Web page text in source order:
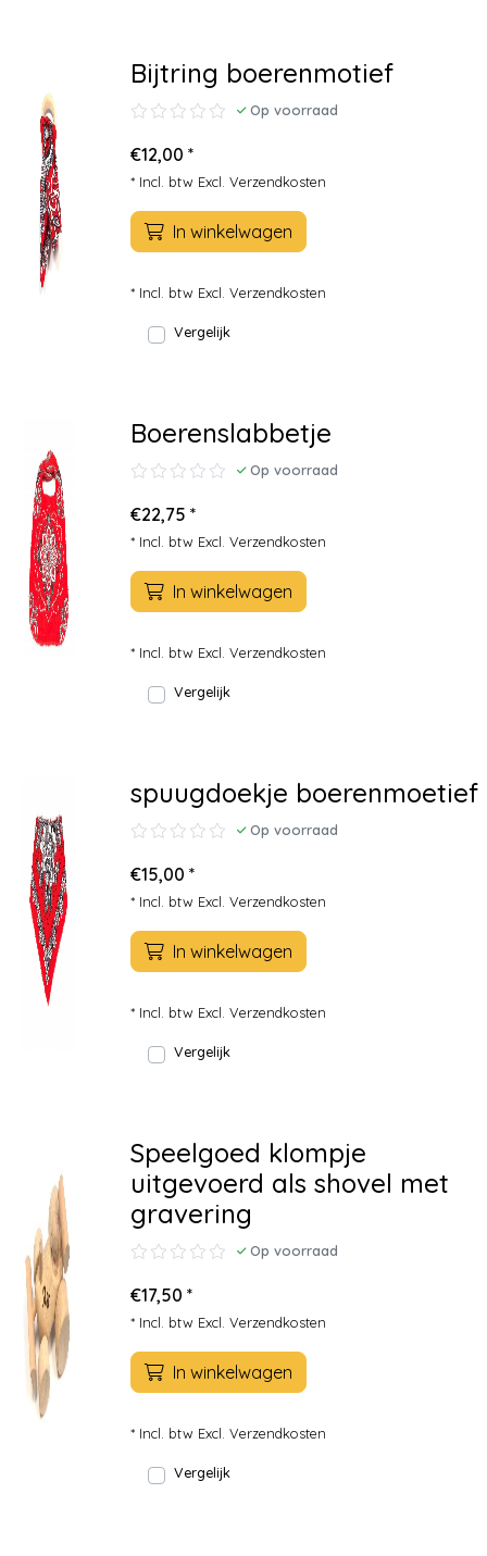
Bijtring boerenmotief
Op voorraad
€12,00 *
* Incl. btw Excl. Verzendkosten
In winkelwagen
* Incl. btw Excl. Verzendkosten
Vergelijk
Boerenslabbetje
Op voorraad
€22,75 *
* Incl. btw Excl. Verzendkosten
In winkelwagen
* Incl. btw Excl. Verzendkosten
Vergelijk
spuugdoekje boerenmoetief
Op voorraad
€15,00 *
* Incl. btw Excl. Verzendkosten
In winkelwagen
* Incl. btw Excl. Verzendkosten
Vergelijk
Speelgoed klompje
uitgevoerd als shovel met
gravering
Op voorraad
€17,50 *
* Incl. btw Excl. Verzendkosten
In winkelwagen
* Incl. btw Excl. Verzendkosten
Vergelijk